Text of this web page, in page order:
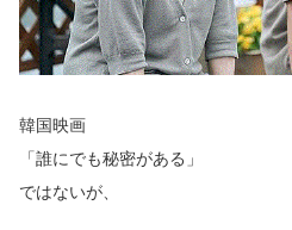
韓国映画
「誰にでも秘密がある」
ではないが、